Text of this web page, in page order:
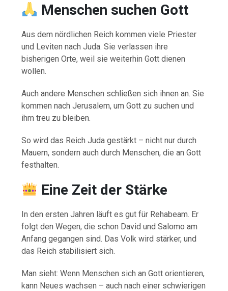
Menschen suchen Gott
Aus dem nördlichen Reich kommen viele Priester
und Leviten nach Juda. Sie verlassen ihre
bisherigen Orte, weil sie weiterhin Gott dienen
wollen.
Auch andere Menschen schließen sich ihnen an. Sie
kommen nach Jerusalem, um Gott zu suchen und
ihm treu zu bleiben.
So wird das Reich Juda gestärkt – nicht nur durch
Mauern, sondern auch durch Menschen, die an Gott
festhalten.
Eine Zeit der Stärke
In den ersten Jahren läuft es gut für Rehabeam. Er
folgt den Wegen, die schon David und Salomo am
Anfang gegangen sind. Das Volk wird stärker, und
das Reich stabilisiert sich.
Man sieht: Wenn Menschen sich an Gott orientieren,
kann Neues wachsen – auch nach einer schwierigen